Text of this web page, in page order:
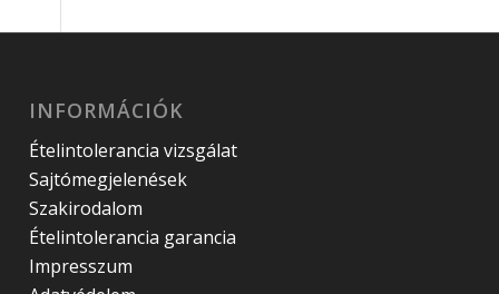
INFORMÁCIÓK
Ételintolerancia vizsgálat
Sajtómegjelenések
Szakirodalom
Ételintolerancia garancia
Impresszum